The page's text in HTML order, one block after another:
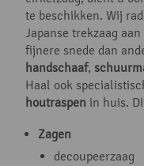
te beschikken. Wij
Japanse trekzaag
fijnere snede dan
handschaaf,
Haal ook
houtraspen in huis.
Zagen
decoupeerzaag